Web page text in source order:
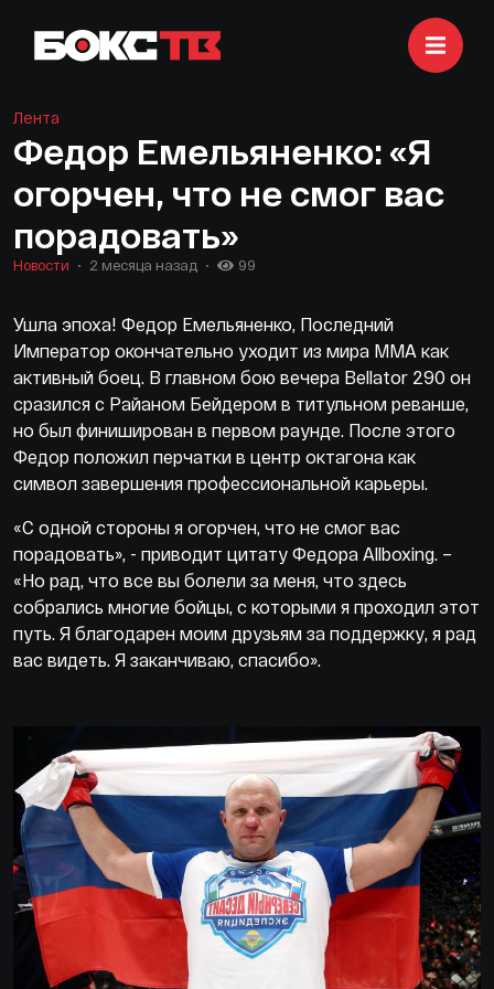
Лента
Федор Емельяненко: «Я
огорчен, что не смог вас
порадовать»
Новости 2 месяца назад 99
Ушла эпоха! Федор Емельяненко, Последний
Император окончательно уходит из мира ММА как
активный боец. В главном бою вечера Bellator 290 он
сразился с Райаном Бейдером в титульном реванше,
но был финиширован в первом раунде. После этого
Федор положил перчатки в центр октагона как
символ завершения профессиональной карьеры.
«С одной стороны я огорчен, что не смог вас
порадовать», - приводит цитату Федора Allboxing. –
«Но рад, что все вы болели за меня, что здесь
собрались многие бойцы, с которыми я проходил этот
путь. Я благодарен моим друзьям за поддержку, я рад
вас видеть. Я заканчиваю, спасибо».